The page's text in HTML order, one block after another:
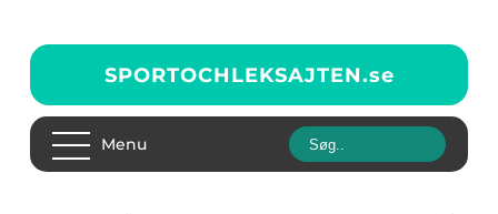
SPORTOCHLEKSAJTEN.se
Menu